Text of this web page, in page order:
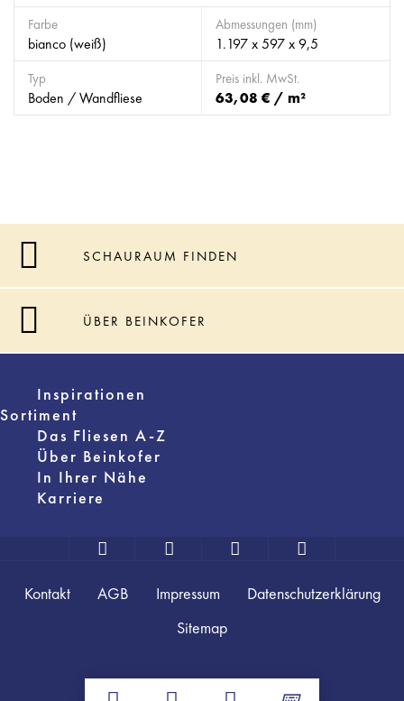
Farbe
bianco (weiß)
Abmessungen (mm)
1.197 x 597 x 9,5
Typ
Boden / Wandfliese
Preis inkl. MwSt.
63,08 € / m²
SCHAURAUM FINDEN
ÜBER BEINKOFER
Inspirationen
Sortiment
Das Fliesen A-Z
Über Beinkofer
In Ihrer Nähe
Karriere
Kontakt AGB Impressum
Datenschutzerklärung
Sitemap